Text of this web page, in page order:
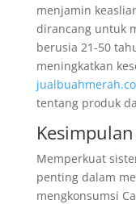
menjamin
dirancang untuk
berusia 21-50
meningkatkan
tentang produk
Kesimpulan
Memperkuat
penting dalam
mengkonsumsi